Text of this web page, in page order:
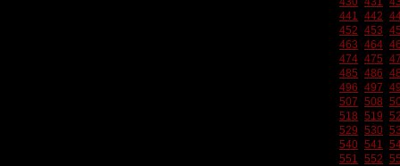
441 442
452 453
463 464
474 475
485 486
496 497
507 508
518 519
529 530
540 541
551 552